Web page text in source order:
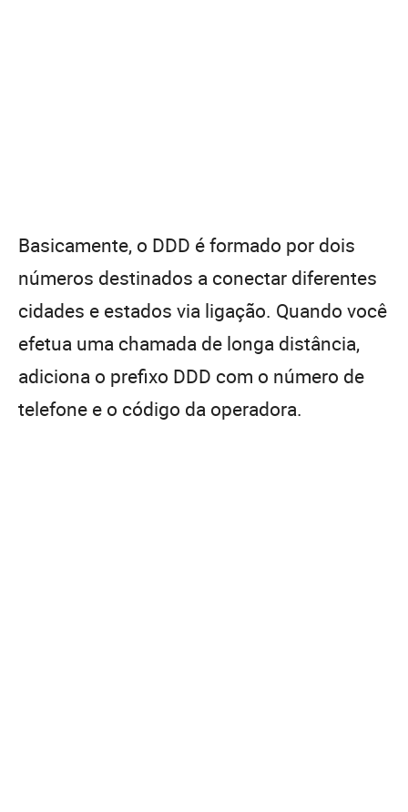
Basicamente, o DDD é formado por dois
números destinados a conectar diferentes
cidades e estados via ligação. Quando você
efetua uma chamada de longa distância,
adiciona o prefixo DDD com o número de
telefone e o código da operadora.